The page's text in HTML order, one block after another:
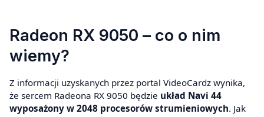
Radeon RX 9050 – co o nim
wiemy?
Z informacji uzyskanych przez portal VideoCardz wynika,
że sercem Radeona RX 9050 będzie układ Navi 44
wyposażony w 2048 procesorów strumieniowych. Jak